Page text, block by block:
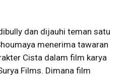
dan dijauhi teman satu
menerima tawaran
Cista dalam film karya
Films. Dimana film